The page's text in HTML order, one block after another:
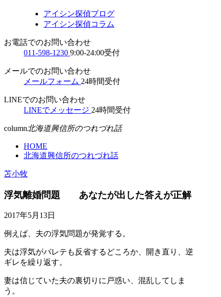
アイシン探偵ブログ
アイシン探偵コラム
お電話でのお問い合わせ
011-598-1230 9:00-24:00受付
メールでのお問い合わせ
メールフォーム 24時間受付
LINEでのお問い合わせ
LINEでメッセージ 24時間受付
column北海道興信所のつれづれ話
HOME
北海道興信所のつれづれ話
苫小牧
浮気離婚問題 あなたが出した答えが正解
2017年5月13日
例えば、夫の浮気問題が発覚する。
夫は浮気がバレテも反省するどころか、開き直り、逆
ギレを繰り返す。
妻は信じていた夫の裏切りに戸惑い、混乱してしま
う。